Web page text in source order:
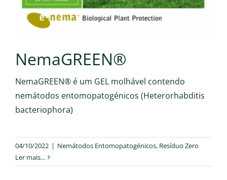
NemaGREEN®
NemaGREEN® é um GEL molhável contendo
nemátodos entomopatogénicos (Heterorhabditis
bacteriophora)
04/10/2022 | Nemátodos Entomopatogénicos, Resíduo Zero
Ler mais...